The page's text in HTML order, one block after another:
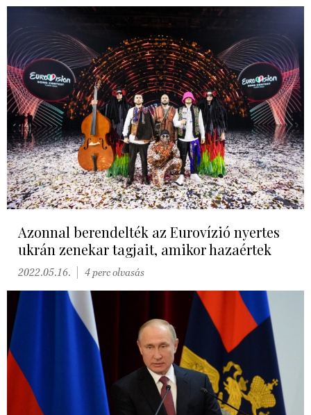
Azonnal berendelték az Eurovízió nyertes
ukrán zenekar tagjait, amikor hazaértek
2022.05.16. 4 perc olvasás